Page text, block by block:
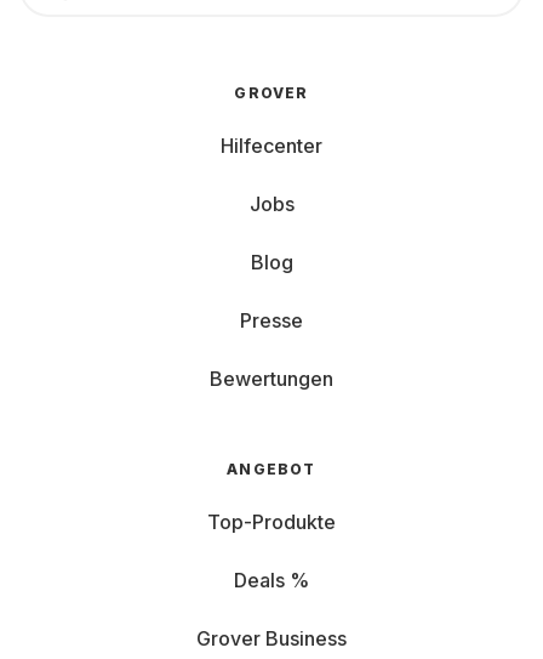
GROVER
Hilfecenter
Jobs
Blog
Presse
Bewertungen
ANGEBOT
Top-Produkte
Deals %
Grover Business